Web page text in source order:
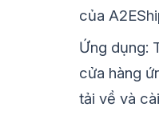
của
Ứng dụng:
cửa hàng
tải về và